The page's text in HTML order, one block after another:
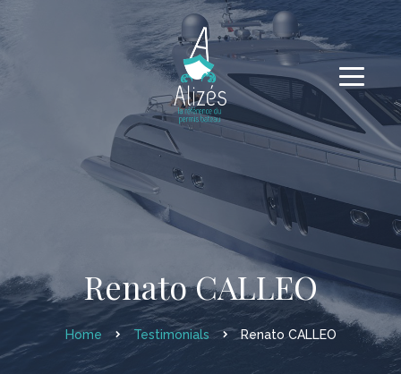
Renato CALLEO
Home Testimonials Renato CALLEO